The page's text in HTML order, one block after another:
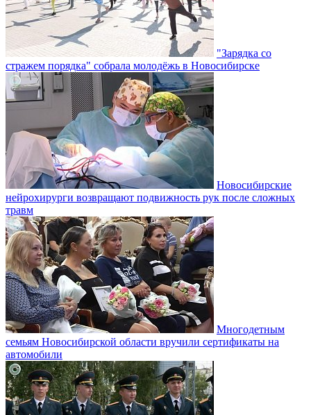
"Зарядка со
стражем порядка" собрала молодёжь в Новосибирске
Новосибирские
нейрохирурги возвращают подвижность рук после сложных
травм
Многодетным
семьям Новосибирской области вручили сертификаты на
автомобили